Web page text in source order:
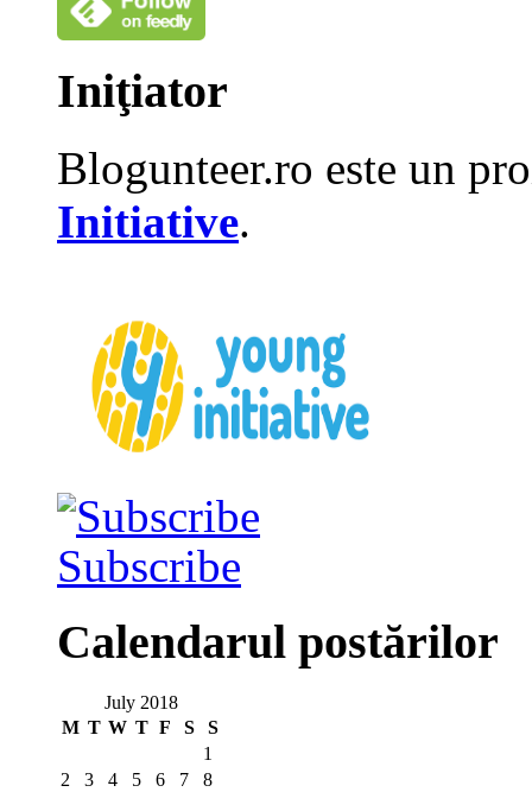
Iniţiator
Blogunteer.ro este un
Initiative.
Subscribe
Calendarul postărilor
July 2018
M T W T F S
S
1
2
3 4 5 6 7
8